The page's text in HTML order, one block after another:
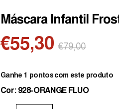
Máscara Infantil
€55,30
Preço
€79,00
Ganhe 1 pontos com este produto
Cor: 928-ORANGE FLUO